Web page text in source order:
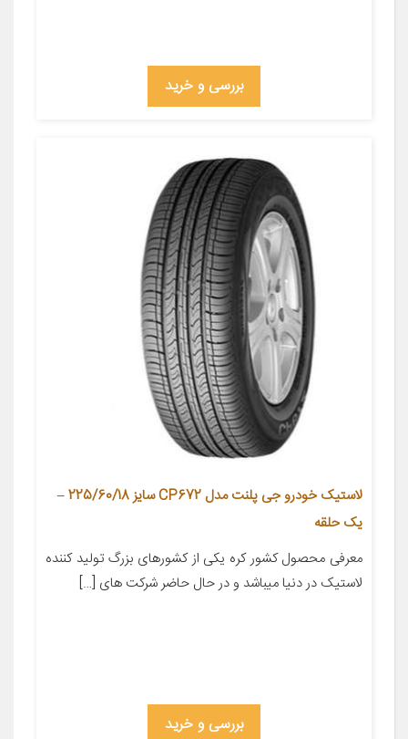
بررسی و خرید
لاستیک خودرو جی پلنت مدل CP672 سایز 225/60/18 –
یک حلقه
معرفی محصول کشور کره یکی از کشورهای بزرگ تولید کننده
لاستیک در دنیا میباشد و در حال حاضر شرکت های […]
بررسی و خرید